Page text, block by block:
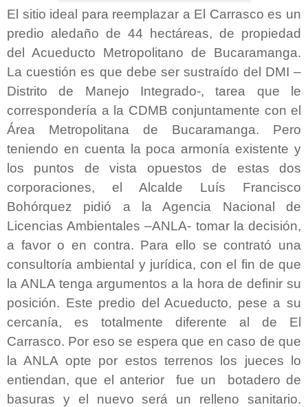
El sitio ideal para reemplazar a El Carrasco es un
predio aledaño de 44 hectáreas, de propiedad
del Acueducto Metropolitano de Bucaramanga.
La cuestión es que debe ser sustraído del DMI –
Distrito de Manejo Integrado-, tarea que le
correspondería a la CDMB conjuntamente con el
Área Metropolitana de Bucaramanga. Pero
teniendo en cuenta la poca armonía existente y
los puntos de vista opuestos de estas dos
corporaciones, el Alcalde Luís Francisco
Bohórquez pidió a la Agencia Nacional de
Licencias Ambientales –ANLA- tomar la decisión,
a favor o en contra. Para ello se contrató una
consultoría ambiental y jurídica, con el fin de que
la ANLA tenga argumentos a la hora de definir su
posición. Este predio del Acueducto, pese a su
cercanía, es totalmente diferente al de El
Carrasco. Por eso se espera que en caso de que
la ANLA opte por estos terrenos los jueces lo
entiendan, que el anterior fue un
botadero de
basuras y el nuevo será un relleno sanitario.